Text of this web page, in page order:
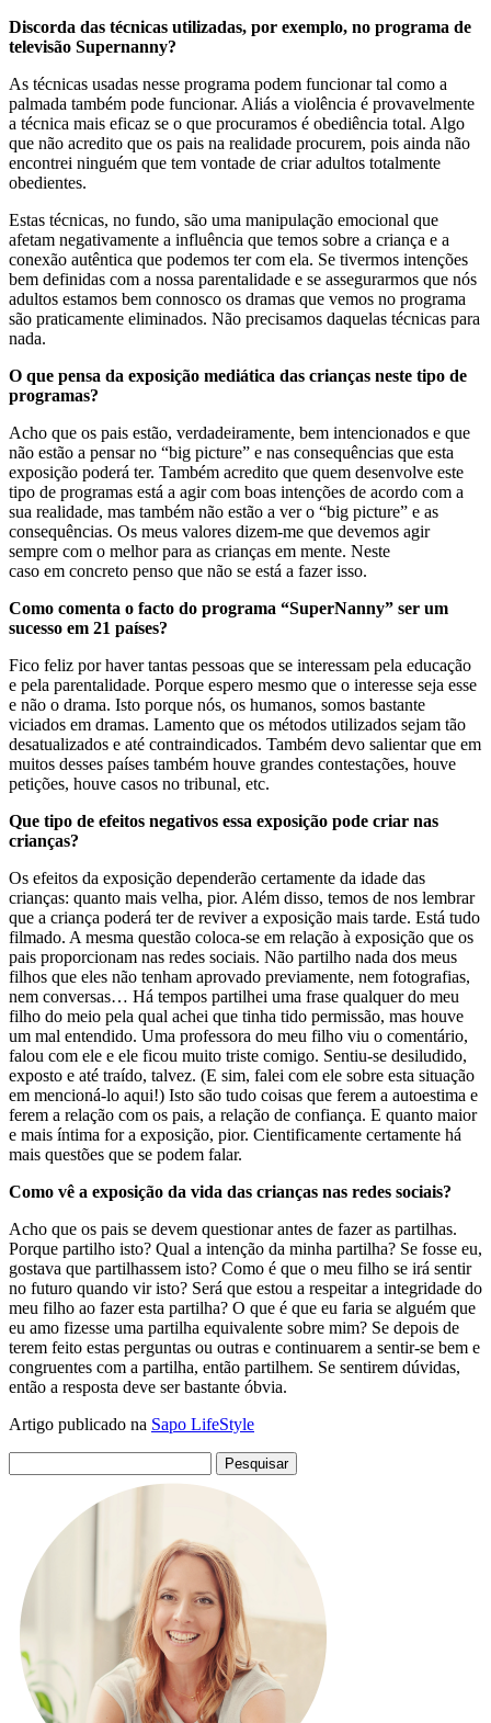
Discorda das técnicas utilizadas, por exemplo, no programa de
televisão Supernanny?
As técnicas usadas nesse programa podem funcionar tal como a
palmada também pode funcionar. Aliás a violência é provavelmente
a técnica mais eficaz se o que procuramos é obediência total. Algo
que não acredito que os pais na realidade procurem, pois ainda não
encontrei ninguém que tem vontade de criar adultos totalmente
obedientes.
Estas técnicas, no fundo, são uma manipulação emocional que
afetam negativamente a influência que temos sobre a criança e a
conexão autêntica que podemos ter com ela. Se tivermos intenções
bem definidas com a nossa parentalidade e se assegurarmos que nós
adultos estamos bem connosco os dramas que vemos no programa
são praticamente eliminados. Não precisamos daquelas técnicas para
nada.
O que pensa da exposição mediática das crianças neste tipo de
programas?
Acho que os pais estão, verdadeiramente, bem intencionados e que
não estão a pensar no “big picture” e nas consequências que esta
exposição poderá ter. Também acredito que quem desenvolve este
tipo de programas está a agir com boas intenções de acordo com a
sua realidade, mas também não estão a ver o “big picture” e as
consequências. Os meus valores dizem-me que devemos agir
sempre com o melhor para as crianças em mente. Neste
caso em concreto penso que não se está a fazer isso.
Como comenta o facto do programa “SuperNanny” ser um
sucesso em 21 países?
Fico feliz por haver tantas pessoas que se interessam pela educação
e pela parentalidade. Porque espero mesmo que o interesse seja esse
e não o drama. Isto porque nós, os humanos, somos bastante
viciados em dramas. Lamento que os métodos utilizados sejam tão
desatualizados e até contraindicados. Também devo salientar que em
muitos desses países também houve grandes contestações, houve
petições, houve casos no tribunal, etc.
Que tipo de efeitos negativos essa exposição pode criar nas
crianças?
Os efeitos da exposição dependerão certamente da idade das
crianças: quanto mais velha, pior. Além disso, temos de nos lembrar
que a criança poderá ter de reviver a exposição mais tarde. Está tudo
filmado. A mesma questão coloca-se em relação à exposição que os
pais proporcionam nas redes sociais. Não partilho nada dos meus
filhos que eles não tenham aprovado previamente, nem fotografias,
nem conversas… Há tempos partilhei uma frase qualquer do meu
filho do meio pela qual achei que tinha tido permissão, mas houve
um mal entendido. Uma professora do meu filho viu o comentário,
falou com ele e ele ficou muito triste comigo. Sentiu-se desiludido,
exposto e até traído, talvez. (E sim, falei com ele sobre esta situação
em mencioná-lo aqui!) Isto são tudo coisas que ferem a autoestima e
ferem a relação com os pais, a relação de confiança. E quanto maior
e mais íntima for a exposição, pior. Cientificamente certamente há
mais questões que se podem falar.
Como vê a exposição da vida das crianças nas redes sociais?
Acho que os pais se devem questionar antes de fazer as partilhas.
Porque partilho isto? Qual a intenção da minha partilha? Se fosse eu,
gostava que partilhassem isto? Como é que o meu filho se irá sentir
no futuro quando vir isto? Será que estou a respeitar a integridade do
meu filho ao fazer esta partilha? O que é que eu faria se alguém que
eu amo fizesse uma partilha equivalente sobre mim? Se depois de
terem feito estas perguntas ou outras e continuarem a sentir-se bem e
congruentes com a partilha, então partilhem. Se sentirem dúvidas,
então a resposta deve ser bastante óbvia.
Artigo publicado na Sapo LifeStyle
por: